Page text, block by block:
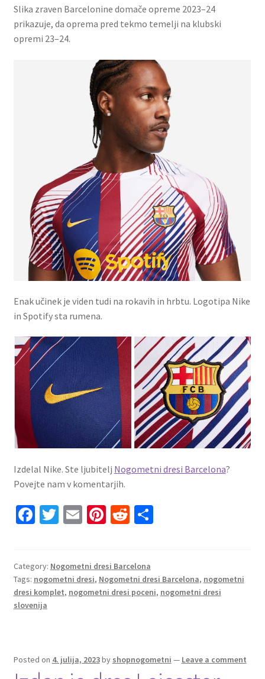
Slika zraven Barcelonine domače opreme 2023–24
prikazuje, da oprema pred tekmo temelji na klubski
opremi 23–24.
Enak učinek je viden tudi na rokavih in hrbtu. Logotipa Nike
in Spotify sta rumena.
Izdelal Nike. Ste ljubitelj Nogometni dresi Barcelona?
Povejte nam v komentarjih.
Fa
o
o
k
T
er
E
l
Pi
es
t
R
di
t
S
e
Category: Nogometni dresi Barcelona
Tags: nogometni dresi, Nogometni dresi Barcelona, nogometni
dresi komplet, nogometni dresi poceni, nogometni dresi
slovenija
Posted on 4. julija, 2023by shopnogometni — Leave a comment